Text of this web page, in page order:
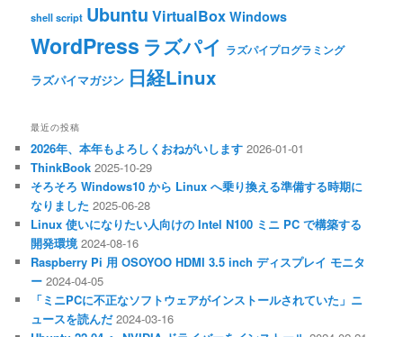
shell script Ubuntu VirtualBox Windows
WordPress ラズパイ ラズパイプログラミング
ラズパイマガジン 日経Linux
最近の投稿
2026年、本年もよろしくおねがいします 2026-01-01
ThinkBook 2025-10-29
そろそろ Windows10 から Linux へ乗り換える準備する時期に
なりました 2025-06-28
Linux 使いになりたい人向けの Intel N100 ミニ PC で構築する
開発環境 2024-08-16
Raspberry Pi 用 OSOYOO HDMI 3.5 inch ディスプレイ モニタ
ー 2024-04-05
「ミニPCに不正なソフトウェアがインストールされていた」ニ
ュースを読んだ 2024-03-16